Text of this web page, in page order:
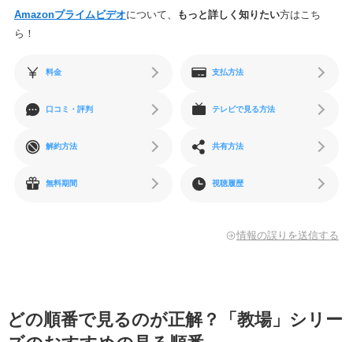
Amazonプライムビデオについて、 もっと詳しく知りたい方はこち
ら！
料金 支払方法
口コミ・評判 テレビで見る方法
解約方法 共有方法
無料期間 視聴履歴
情報の誤りを送信する
どの順番で見るのが正解？「教場」シリー